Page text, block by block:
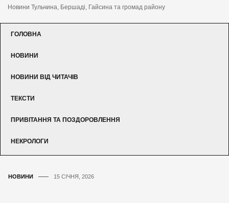
Новини Тульчина, Бершаді, Гайсина та громад району
ГОЛОВНА
НОВИНИ
НОВИНИ ВІД ЧИТАЧІВ
ТЕКСТИ
ПРИВІТАННЯ ТА ПОЗДОРОВЛЕННЯ
НЕКРОЛОГИ
НОВИНИ 15 СІЧНЯ, 2026